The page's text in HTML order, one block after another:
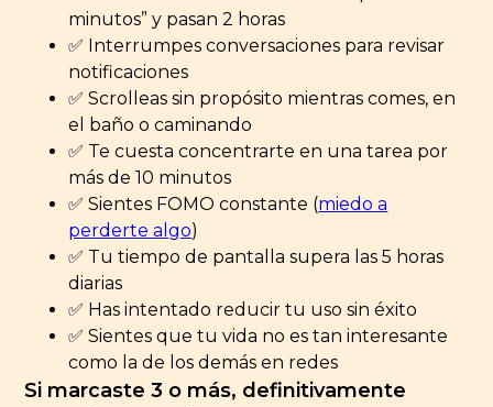
minutos” y pasan 2 horas
✅ Interrumpes conversaciones para revisar
notificaciones
✅ Scrolleas sin propósito mientras comes, en
el baño o caminando
✅ Te cuesta concentrarte en una tarea por
más de 10 minutos
✅ Sientes FOMO constante (miedo a
perderte algo)
✅ Tu tiempo de pantalla supera las 5 horas
diarias
✅ Has intentado reducir tu uso sin éxito
✅ Sientes que tu vida no es tan interesante
como la de los demás en redes
Si marcaste 3 o más, definitivamente